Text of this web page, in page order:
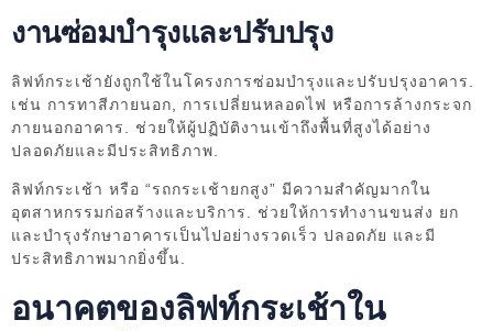
งานซ่อมบำรุงและปรับปรุง
ลิฟท์กระเช้ายังถูกใช้ในโครงการซ่อมบำรุงและปรับปรุงอาคาร.
เช่น การทาสีภายนอก, การเปลี่ยนหลอดไฟ หรือการล้างกระจก
ภายนอกอาคาร. ช่วยให้ผู้ปฏิบัติงานเข้าถึงพื้นที่สูงได้อย่าง
ปลอดภัยและมีประสิทธิภาพ.
ลิฟท์กระเช้า หรือ “รถกระเช้ายกสูง” มีความสำคัญมากใน
อุตสาหกรรมก่อสร้างและบริการ. ช่วยให้การทำงานขนส่ง ยก
และบำรุงรักษาอาคารเป็นไปอย่างรวดเร็ว ปลอดภัย และมี
ประสิทธิภาพมากยิ่งขึ้น.
อนาคตของลิฟท์กระเช้าใน